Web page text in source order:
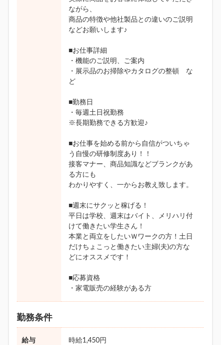
ながら、
商品の特徴や他社製品との違いのご説明
などお願いします♪
■お仕事詳細
・機能のご説明、ご案内
・展示品のお掃除やカタログの整頓 な
ど
■勤務日
・毎週土日祝勤務
※長期勤務できる方歓迎♪
■お仕事を始める前から自信がついちゃ
う自慢の研修制度あり！！
接客マナー、商品知識などブランクがあ
る方にも
わかりやすく、一からお教え致します。
■週末にサクッと稼げる！
平日は学校、週末はバイト、メリハリ付
けて働きたい学生さん！
本業と両立をしたいＷワークの方！土日
だけちょこっと働きたい主婦(夫)の方な
どにオススメです！
■応募資格
・家電販売の経験がある方
勤務条件
給与 時給1,450円